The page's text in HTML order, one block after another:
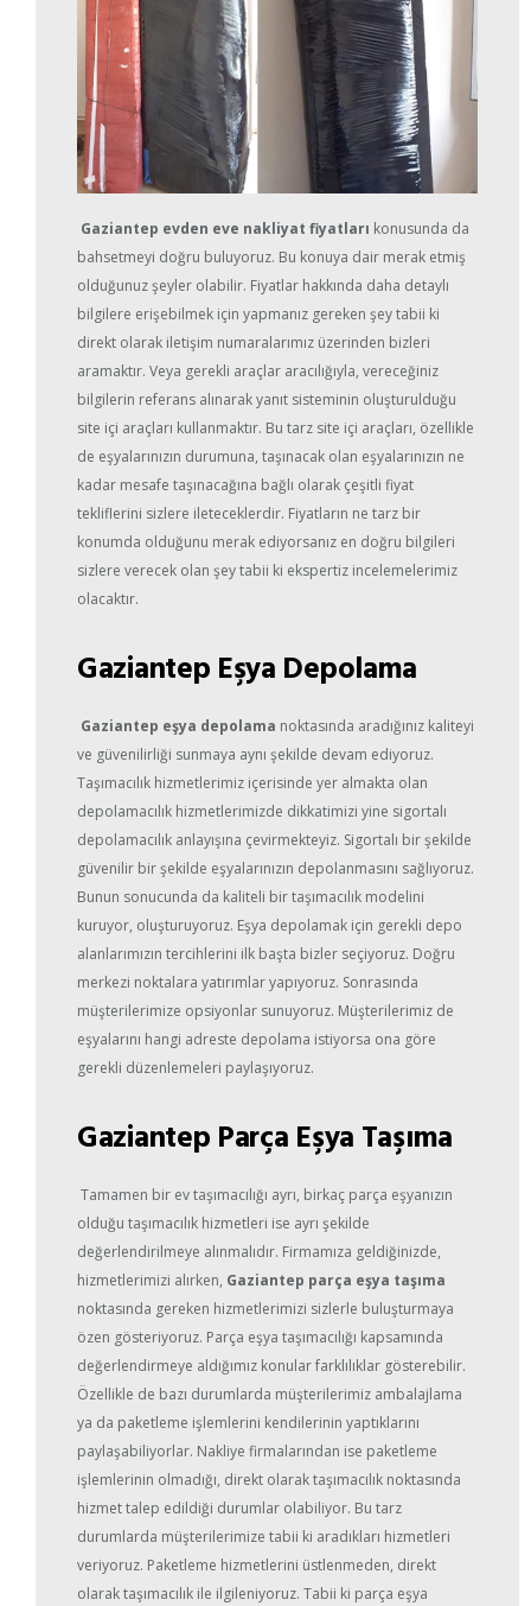
Gaziantep evden eve nakliyat fiyatları konusunda da
bahsetmeyi doğru buluyoruz. Bu konuya dair merak etmiş
olduğunuz şeyler olabilir. Fiyatlar hakkında daha detaylı
bilgilere erişebilmek için yapmanız gereken şey tabii ki
direkt olarak iletişim numaralarımız üzerinden bizleri
aramaktır. Veya gerekli araçlar aracılığıyla, vereceğiniz
bilgilerin referans alınarak yanıt sisteminin oluşturulduğu
site içi araçları kullanmaktır. Bu tarz site içi araçları, özellikle
de eşyalarınızın durumuna, taşınacak olan eşyalarınızın ne
kadar mesafe taşınacağına bağlı olarak çeşitli fiyat
tekliflerini sizlere ileteceklerdir. Fiyatların ne tarz bir
konumda olduğunu merak ediyorsanız en doğru bilgileri
sizlere verecek olan şey tabii ki ekspertiz incelemelerimiz
olacaktır.
Gaziantep Eşya Depolama
Gaziantep eşya depolama noktasında aradığınız kaliteyi
ve güvenilirliği sunmaya aynı şekilde devam ediyoruz.
Taşımacılık hizmetlerimiz içerisinde yer almakta olan
depolamacılık hizmetlerimizde dikkatimizi yine sigortalı
depolamacılık anlayışına çevirmekteyiz. Sigortalı bir şekilde
güvenilir bir şekilde eşyalarınızın depolanmasını sağlıyoruz.
Bunun sonucunda da kaliteli bir taşımacılık modelini
kuruyor, oluşturuyoruz. Eşya depolamak için gerekli depo
alanlarımızın tercihlerini ilk başta bizler seçiyoruz. Doğru
merkezi noktalara yatırımlar yapıyoruz. Sonrasında
müşterilerimize opsiyonlar sunuyoruz. Müşterilerimiz de
eşyalarını hangi adreste depolama istiyorsa ona göre
gerekli düzenlemeleri paylaşıyoruz.
Gaziantep Parça Eşya Taşıma
Tamamen bir ev taşımacılığı ayrı, birkaç parça eşyanızın
olduğu taşımacılık hizmetleri ise ayrı şekilde
değerlendirilmeye alınmalıdır. Firmamıza geldiğinizde,
hizmetlerimizi alırken, Gaziantep parça eşya taşıma
noktasında gereken hizmetlerimizi sizlerle buluşturmaya
özen gösteriyoruz. Parça eşya taşımacılığı kapsamında
değerlendirmeye aldığımız konular farklılıklar gösterebilir.
Özellikle de bazı durumlarda müşterilerimiz ambalajlama
ya da paketleme işlemlerini kendilerinin yaptıklarını
paylaşabiliyorlar. Nakliye firmalarından ise paketleme
işlemlerinin olmadığı, direkt olarak taşımacılık noktasında
hizmet talep edildiği durumlar olabiliyor. Bu tarz
durumlarda müşterilerimize tabii ki aradıkları hizmetleri
veriyoruz. Paketleme hizmetlerini üstlenmeden, direkt
olarak taşımacılık ile ilgileniyoruz. Tabii ki parça eşya